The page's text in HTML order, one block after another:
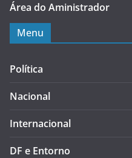
Área do Aministrador
Menu
Política
Nacional
Internacional
DF e Entorno